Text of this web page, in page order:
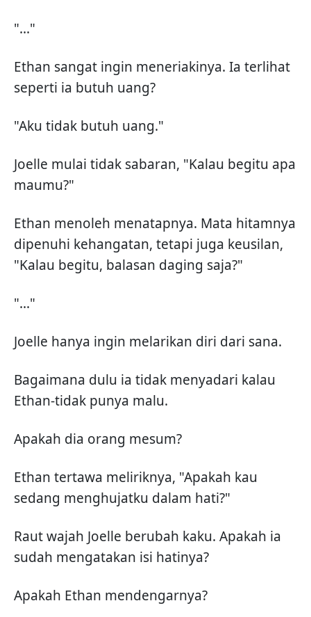
"..."
Ethan sangat ingin meneriakinya. Ia terlihat
seperti ia butuh uang?
"Aku tidak butuh uang."
Joelle mulai tidak sabaran, "Kalau begitu apa
maumu?"
Ethan menoleh menatapnya. Mata hitamnya
dipenuhi kehangatan, tetapi juga keusilan,
"Kalau begitu, balasan daging saja?"
"..."
Joelle hanya ingin melarikan diri dari sana.
Bagaimana dulu ia tidak menyadari kalau
Ethan-tidak punya malu.
Apakah dia orang mesum?
Ethan tertawa meliriknya, "Apakah kau
sedang menghujatku dalam hati?"
Raut wajah Joelle berubah kaku. Apakah ia
sudah mengatakan isi hatinya?
Apakah Ethan mendengarnya?